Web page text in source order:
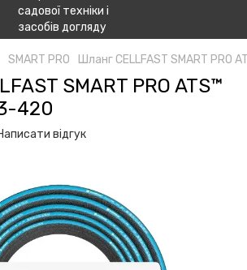
SMART PRO Шланг СELLFAST SMART PRO
SMART PRO ATS™
420
відгук